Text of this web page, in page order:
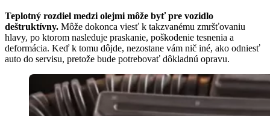
Teplotný rozdiel medzi olejmi môže byť pre vozidlo
deštruktívny. Môže dokonca viesť k takzvanému zmršťovaniu
hlavy, po ktorom nasleduje praskanie, poškodenie tesnenia a
deformácia. Keď k tomu dôjde, nezostane vám nič iné, ako odniesť
auto do servisu, pretože bude potrebovať dôkladnú opravu.